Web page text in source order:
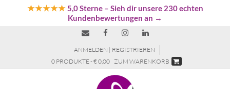
★★★★★5,0 Sterne– Sieh dir unsere 230 echten
Kundenbewertungen an →
ANMELDEN | REGISTRIEREN
0 PRODUKTE - € 0,00 ZUM WARENKORB